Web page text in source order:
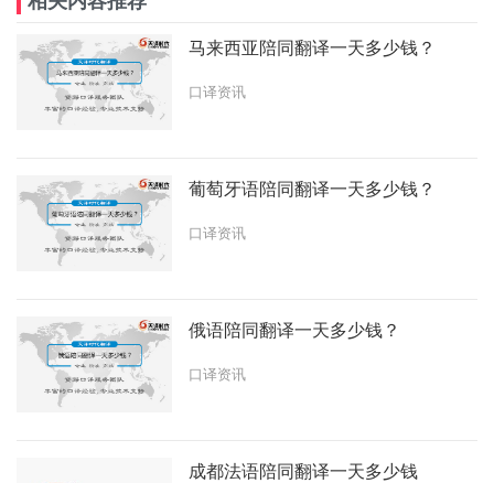
马来西亚陪同翻译一天多少钱？
口译资讯
葡萄牙语陪同翻译一天多少钱？
口译资讯
俄语陪同翻译一天多少钱？
口译资讯
成都法语陪同翻译一天多少钱